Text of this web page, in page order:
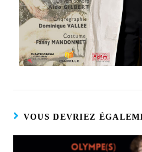
VOUS DEVRIEZ